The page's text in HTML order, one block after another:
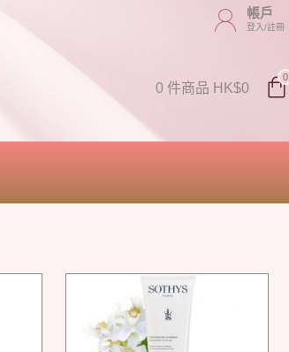
帳戶
登入/註冊
0 件商品 HK$0
0